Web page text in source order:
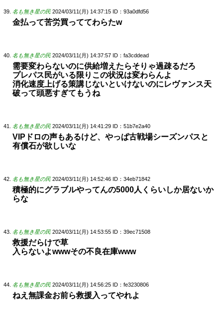
名も無き星の民 2024/03/11(月) 14:37:15 ID：93a0dfd56
金払って苦労買っててわらたw
名も無き星の民 2024/03/11(月) 14:37:57 ID：fa3cddead
需要変わらないのに供給増えたらそりゃ過疎るだろ
プレパス民がいる限りこの状況は変わらんよ
消化速度上げる策講じないといけないのにレヴァンス天
破って頭悪すぎてもうね
名も無き星の民 2024/03/11(月) 14:41:29 ID：51b7e2a40
VIPドロの声もあるけど、やっぱ古戦場シーズンパスと
有償石が欲しいな
名も無き星の民 2024/03/11(月) 14:52:46 ID：34eb71842
積極的にグラブルやってんの5000人くらいしか居ないか
らな
名も無き星の民 2024/03/11(月) 14:53:55 ID：39ec71508
救援だらけで草
入らないよwwwその不良在庫www
名も無き星の民 2024/03/11(月) 14:56:25 ID：fe3230806
ねえ無課金お前ら救援入ってやれよ